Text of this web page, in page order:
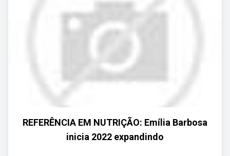
REFERÊNCIA EM NUTRIÇÃO: Emília Barbosa
inicia 2022 expandindo